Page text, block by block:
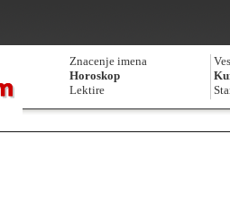
Znacenje imena
Horoskop
Lektire